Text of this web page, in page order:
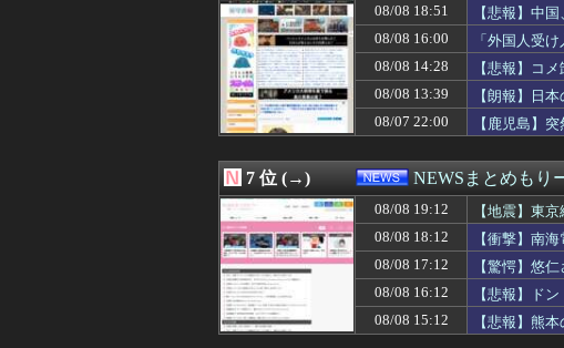
08/08 16:39
高市首相が経歴詐称してい
08/08 16:38
【悲報】ﾈｯﾄ民「正規ディ
08/08 16:31
蓮舫議員「蓮舫だから叩い
08/08 16:30
シカと人間の共存、無理
08/08 16:29
軽自動車に”軽油”を入れち
08/08 16:25
当然4強もだろ 〜 日本人
08/08 16:21
MDL｢秋葉原店オープン記
08/08 16:10
お前らずっと「今PC買う
08/08 16:10
左翼市民団体、広島では通
08/08 16:09
中2男子、野球部の練習中
08/08 16:05
【悲報】中道・立憲・公明
08/08 16:04
俺ニート親から20万円就活
08/08 16:03
【悲報】22歳女性、通り
08/08 16:01
高市総理「物価上昇を上回
08/08 16:00
寺田心さん、究極進化
08/08 16:00
株の資産7億円あるのに「
08/08 18:51
【悲報】中
08/08 16:00
「外国人受
08/08 14:28
【悲報】コ
08/08 13:39
【朗報】日
08/07 22:00
【鹿児島】
7 位 (→) NEWSまとめもり
08/08 19:12
【地震】東
08/08 18:12
【衝撃】南
08/08 17:12
【驚愕】悠
08/08 16:12
【悲報】ド
08/08 15:12
【悲報】熊